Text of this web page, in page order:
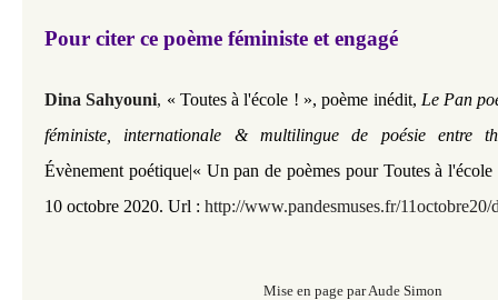
Pour citer ce poème féministe et engagé
Dina Sahyouni, « Toutes à l'école ! », poème inédit, Le Pan
féministe, internationale & multilingue de poésie entre
Évènement poétique|« Un pan de poèmes pour Toutes à
10 octobre 2020. Url : http://www.pandesmuses.fr/11octobre20/
Mise en page par Aude Simon